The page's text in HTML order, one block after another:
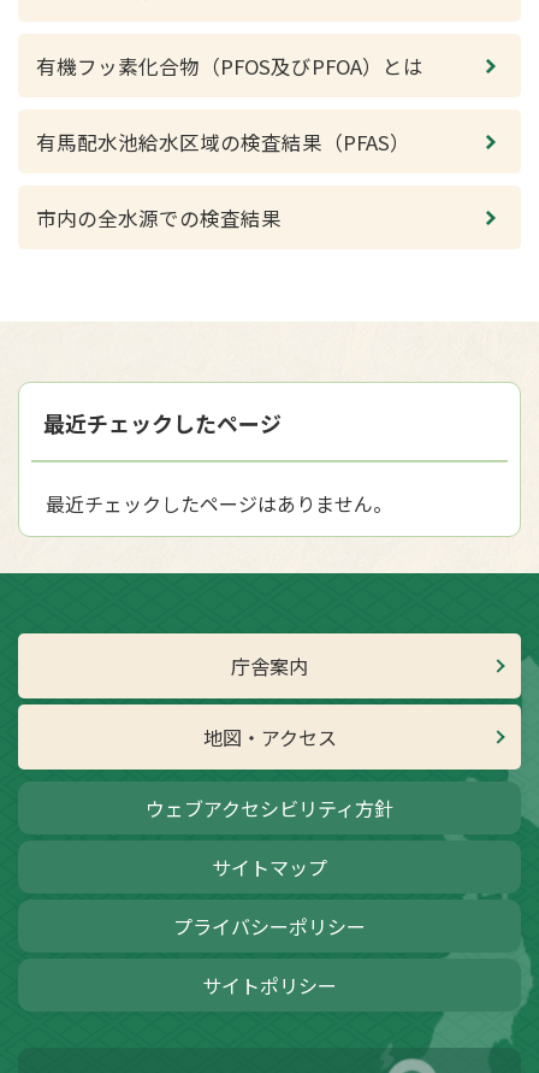
有機フッ素化合物（PFOS及びPFOA）とは
有馬配水池給水区域の検査結果（PFAS）
市内の全水源での検査結果
最近チェックしたページ
最近チェックしたページはありません。
庁舎案内
地図・アクセス
ウェブアクセシビリティ方針
サイトマップ
プライバシーポリシー
サイトポリシー